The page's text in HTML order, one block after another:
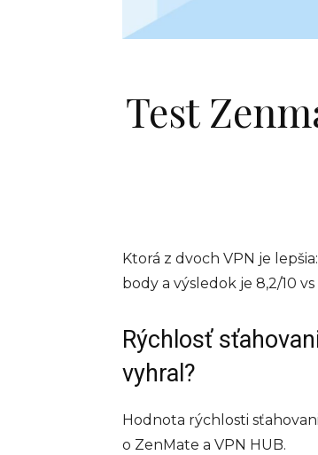
Test
Ktorá z dvoch VPN je
body a výsledok je 8,2/10 vs
Rýchlosť
vyhral?
Hodnota rýchlosti
o ZenMate a VPN HUB.